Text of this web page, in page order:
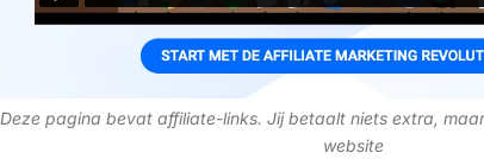
Deze pagina bevat affiliate-links. Jij betaalt niets extra,
website